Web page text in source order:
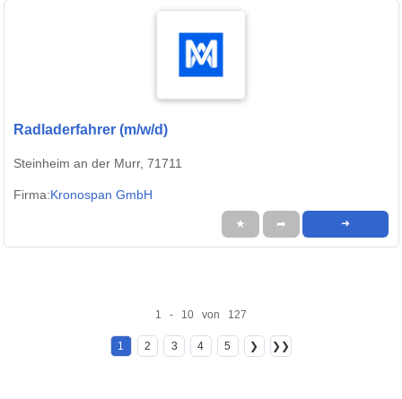
Radladerfahrer (m/w/d)
Steinheim an der Murr, 71711
Firma:Kronospan GmbH
★ ➦ ➜
1 - 10 von 127
1 2 3 4 5 ❯ ❯❯